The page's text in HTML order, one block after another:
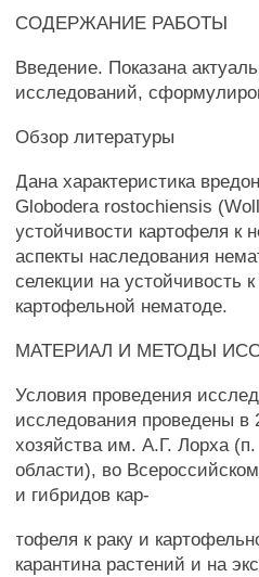
СОДЕРЖАНИЕ РАБОТЫ
Введение. Показана
исследований,
Обзор литературы
Дана характеристика
Globodera rostochiensis
устойчивости картофеля к
аспекты наследования
селекции на устойчивость
картофельной нематоде.
МАТЕРИАЛ И МЕТОДЫ
Условия проведения
исследования проведены
хозяйства им. А.Г. Лорха
области), во
и гибридов кар-
тофеля к раку и
карантина растений и на